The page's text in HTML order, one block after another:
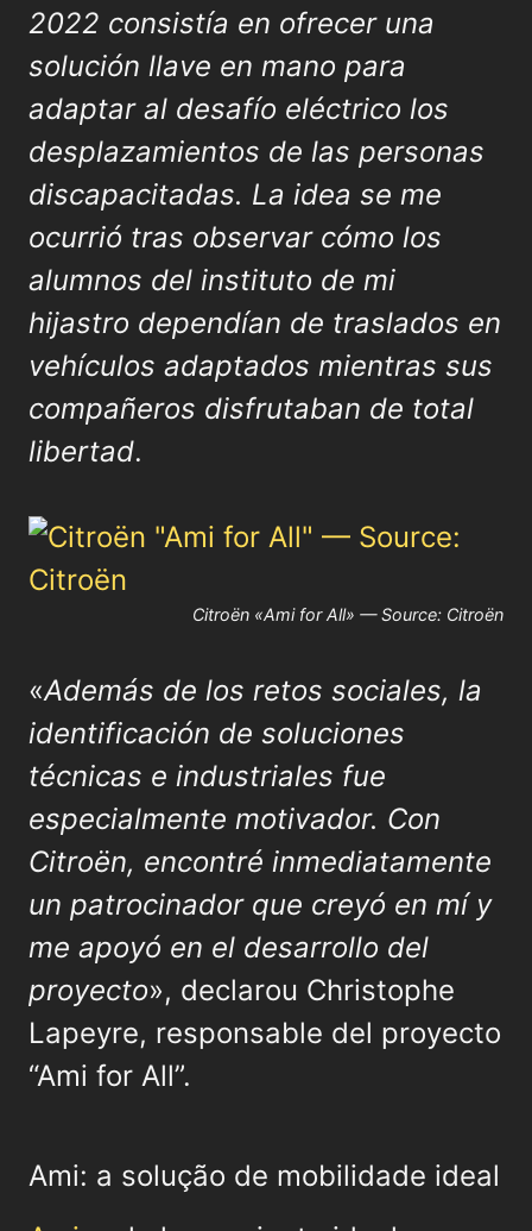
2022 consistía en ofrecer una
solución llave en mano para
adaptar al desafío eléctrico los
desplazamientos de las personas
discapacitadas. La idea se me
ocurrió tras observar cómo los
alumnos del instituto de mi
hijastro dependían de traslados en
vehículos adaptados mientras sus
compañeros disfrutaban de total
libertad.
Citroën «Ami for All» — Source: Citroën
«Además de los retos sociales, la
identificación de soluciones
técnicas e industriales fue
especialmente motivador. Con
Citroën, encontré inmediatamente
un patrocinador que creyó en mí y
me apoyó en el desarrollo del
proyecto», declarou Christophe
Lapeyre, responsable del proyecto
“Ami for All”.
Ami: a solução de mobilidade ideal